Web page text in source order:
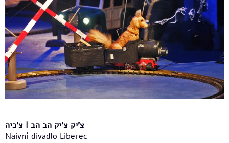
צ'יק צ'יק הב הב | צ'כיה
Naivní divadlo Liberec